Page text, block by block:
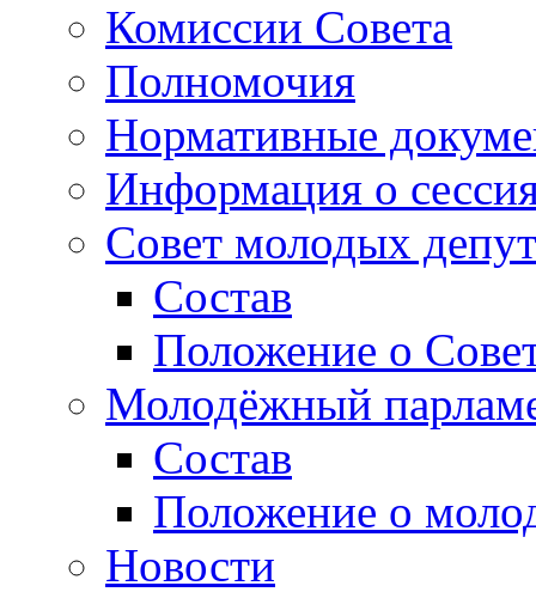
Комиссии Совета
Полномочия
Нормативные
Информация о
Совет молодых
Состав
Положение о
Молодёжный
Состав
Положение о
Новости